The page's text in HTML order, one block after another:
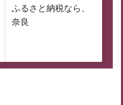
ふるさと納税なら、
奈良